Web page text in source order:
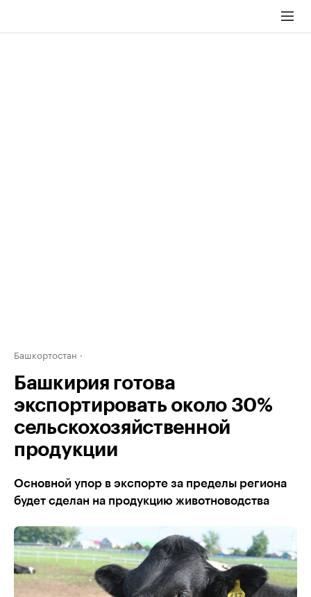
Башкортостан
Башкирия готова
экспортировать около 30%
сельскохозяйственной
продукции
Основной упор в экспорте за пределы региона
будет сделан на продукцию животноводства